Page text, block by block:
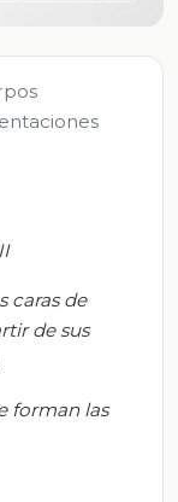
caras de
de sus
forman las